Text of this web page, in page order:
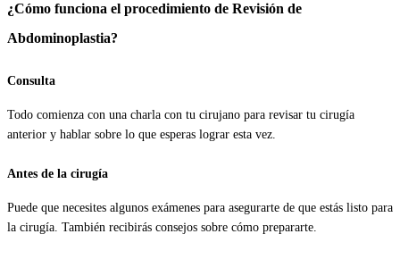
¿Cómo funciona el procedimiento de Revisión de
Abdominoplastia?
Consulta
Todo comienza con una charla con tu cirujano para revisar tu cirugía
anterior y hablar sobre lo que esperas lograr esta vez.
Antes de la cirugía
Puede que necesites algunos exámenes para asegurarte de que estás listo para
la cirugía. También recibirás consejos sobre cómo prepararte.